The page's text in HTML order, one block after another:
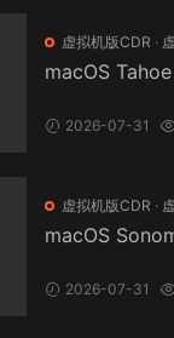
虚拟机版CDR ·
macOS
2026-07-31
虚拟机版CDR ·
macOS
式 2026-07-31